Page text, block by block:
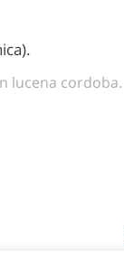
lucena cordoba.